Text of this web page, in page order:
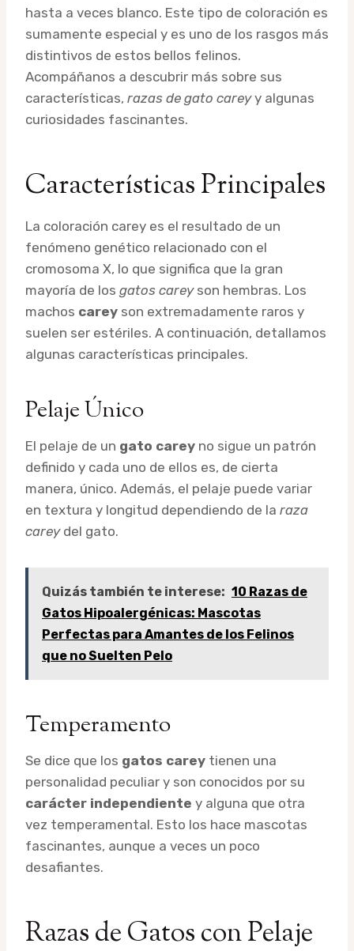
hasta a veces blanco. Este tipo de coloración es
sumamente especial y es uno de los rasgos más
distintivos de estos bellos felinos.
Acompáñanos a descubrir más sobre sus
características, razas de gato careyy algunas
curiosidades fascinantes.
Características Principales
La coloración carey es el resultado de un
fenómeno genético relacionado con el
cromosoma X, lo que significa que la gran
mayoría de los gatos careyson hembras. Los
machos carey son extremadamente raros y
suelen ser estériles. A continuación, detallamos
algunas características principales.
Pelaje Único
El pelaje de un gato carey no sigue un patrón
definido y cada uno de ellos es, de cierta
manera, único. Además, el pelaje puede variar
en textura y longitud dependiendo de la raza
careydel gato.
Quizás también te interese: 10 Razas de
Gatos Hipoalergénicas: Mascotas
Perfectas para Amantes de los Felinos
que no Suelten Pelo
Temperamento
Se dice que los gatos carey tienen una
personalidad peculiar y son conocidos por su
carácter independiente y alguna que otra
vez temperamental. Esto los hace mascotas
fascinantes, aunque a veces un poco
desafiantes.
Razas de Gatos con Pelaje